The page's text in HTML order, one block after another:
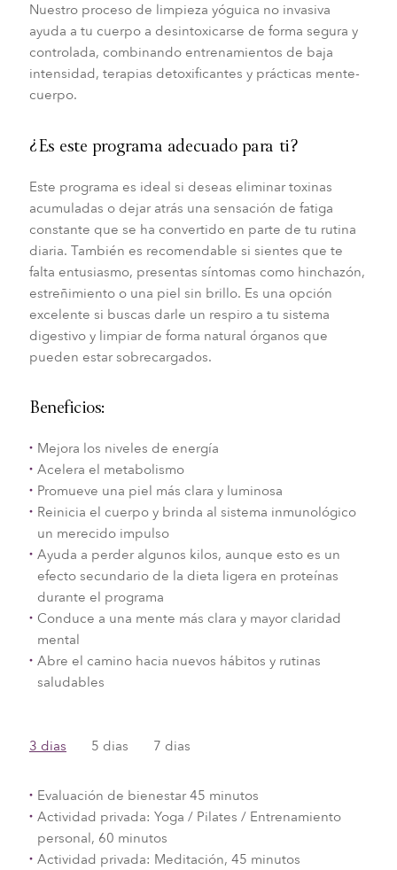
Nuestro proceso de limpieza yóguica no invasiva
ayuda a tu cuerpo a desintoxicarse de forma segura y
controlada, combinando entrenamientos de baja
intensidad, terapias detoxificantes y prácticas mente-
cuerpo.
¿Es este programa adecuado para ti?
Este programa es ideal si deseas eliminar toxinas
acumuladas o dejar atrás una sensación de fatiga
constante que se ha convertido en parte de tu rutina
diaria. También es recomendable si sientes que te
falta entusiasmo, presentas síntomas como hinchazón,
estreñimiento o una piel sin brillo. Es una opción
excelente si buscas darle un respiro a tu sistema
digestivo y limpiar de forma natural órganos que
pueden estar sobrecargados.
Beneficios:
Mejora los niveles de energía
Acelera el metabolismo
Promueve una piel más clara y luminosa
Reinicia el cuerpo y brinda al sistema inmunológico
un merecido impulso
Ayuda a perder algunos kilos, aunque esto es un
efecto secundario de la dieta ligera en proteínas
durante el programa
Conduce a una mente más clara y mayor claridad
mental
Abre el camino hacia nuevos hábitos y rutinas
saludables
3 dias 5 dias 7 dias
Evaluación de bienestar 45 minutos
Actividad privada: Yoga / Pilates / Entrenamiento
personal, 60 minutos
Actividad privada: Meditación, 45 minutos